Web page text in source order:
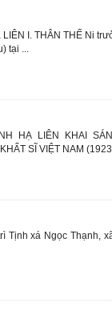
I. THÂN THẾ Ni
tại ...
HẠ LIÊN KHAI
SĨ VIỆT NAM
Tịnh xá Ngọc Thạnh,